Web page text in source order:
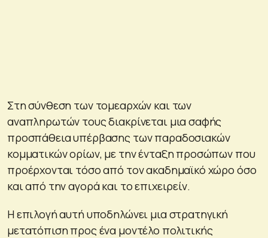
Στη σύνθεση των τομεαρχών και των
αναπληρωτών τους διακρίνεται μια σαφής
προσπάθεια υπέρβασης των παραδοσιακών
κομματικών ορίων, με την ένταξη προσώπων που
προέρχονται τόσο από τον ακαδημαϊκό χώρο όσο
και από την αγορά και το επιχειρείν.
Η επιλογή αυτή υποδηλώνει μια στρατηγική
μετατόπιση προς ένα μοντέλο πολιτικής